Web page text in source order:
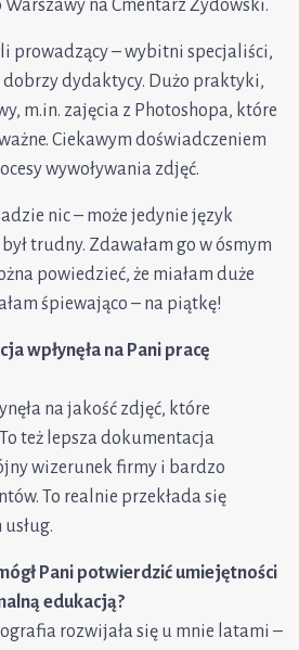
na Cmentarz Żydowski.
prowadzący – wybitni specjaliści,
dydaktycy. Dużo praktyki,
m.in. zajęcia z Photoshopa, które
Ciekawym doświadczeniem
wywoływania zdjęć.
nic – może jedynie język
trudny. Zdawałam go w ósmym
powiedzieć, że miałam duże
śpiewająco – na piątkę!
wpłynęła na Pani pracę
na jakość zdjęć, które
też lepsza dokumentacja
wizerunek firmy i bardzo
To realnie przekłada się
Pani potwierdzić umiejętności
edukacją?
rozwijała się u mnie latami –